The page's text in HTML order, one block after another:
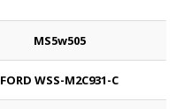
MS5w505
FORD WSS-M2C931-C